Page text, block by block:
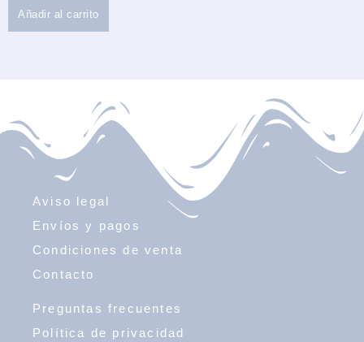
Añadir al carrito
Aviso legal
Envíos y pagos
Condiciones de venta
Contacto
Preguntas frecuentes
Política de privacidad